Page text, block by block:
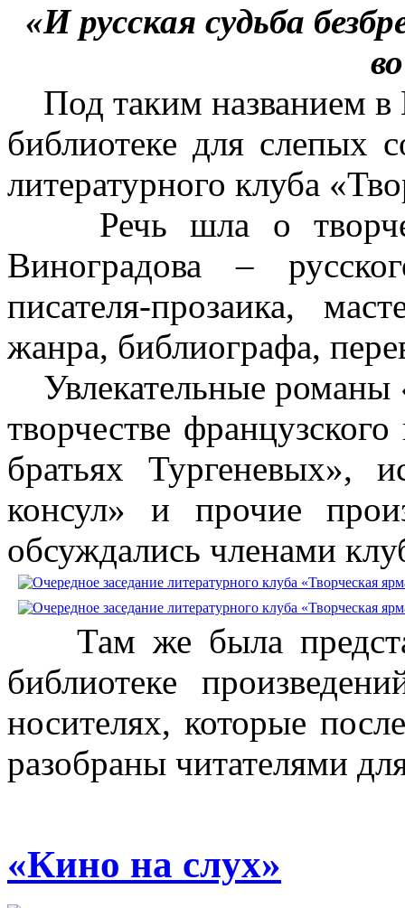
«И русская судьба
Под таким названием в
библиотеке для слепых
литературного клуба
Речь шла о
Виноградова –
писателя-прозаика,
жанра, библиографа,
Увлекательные романы
творчестве
братьях Тургеневых»,
консул» и прочие
обсуждались членами
Там же была
библиотеке
носителях, которые
разобраны читателями
«Кино на слух»